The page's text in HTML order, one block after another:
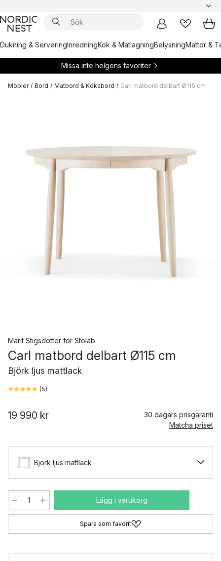
Dukning & ServeringInredningKök & MatlagningBelysningMattor &
Missa inte helgens favoriter
Möbler / Bord / Matbord & Köksbord / Carl matbord delbart Ø115 cm
Marit Stigsdotter för Stolab
Carl matbord delbart Ø115 cm
Björk ljus mattlack
(5)
19 990 kr
30 dagars prisgaranti
Matcha priset
Björk ljus mattlack
Lägg i varukorg
Spara som favorit